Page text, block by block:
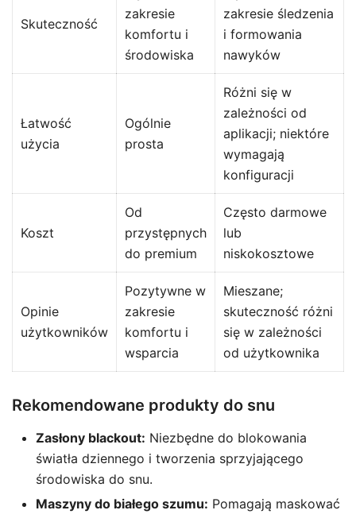
Skuteczność
zakresie
komfortu i
środowiska
zakresie śledzenia
i formowania
nawyków
Łatwość
użycia
Ogólnie
prosta
Różni się w
zależności od
aplikacji; niektóre
wymagają
konfiguracji
Koszt
Od
przystępnych
do premium
Często darmowe
lub
niskokosztowe
Opinie
użytkowników
Pozytywne w
zakresie
komfortu i
wsparcia
Mieszane;
skuteczność różni
się w zależności
od użytkownika
Rekomendowane produkty do snu
Zasłony blackout: Niezbędne do blokowania
światła dziennego i tworzenia sprzyjającego
środowiska do snu.
Maszyny do białego szumu: Pomagają maskować